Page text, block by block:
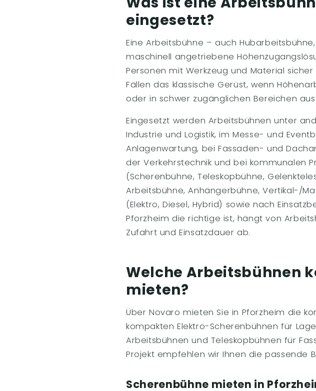
eingesetzt?
Eine Arbeitsbühne – auch
maschinell angetriebene
Personen mit Werkzeug und Material
Fällen das klassische Gerüst, wenn
oder in schwer zugänglichen Bereichen
Eingesetzt werden Arbeitsbühnen unter
Industrie und Logistik, im Messe- und
Anlagenwartung, bei Fassaden- und
der Verkehrstechnik und bei kommunalen
(Scherenbühne, Teleskopbühne,
Arbeitsbühne, Anhängerbühne, Vertikal-/
(Elektro, Diesel, Hybrid) sowie nach
Pforzheim die richtige ist, hängt von
Zufahrt und Einsatzdauer ab.
Welche Arbeitsbühnen
mieten?
Über Novaro mieten Sie in Pforzheim die
kompakten Elektro-Scherenbühnen für
Arbeitsbühnen und Teleskopbühnen für
Projekt empfehlen wir Ihnen die passende
Scherenbühne mieten in